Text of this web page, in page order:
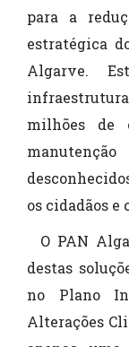
para a
estratégica
Algarve.
milhões de
os cidadãos e
O PAN
destas
no Plano
Alterações